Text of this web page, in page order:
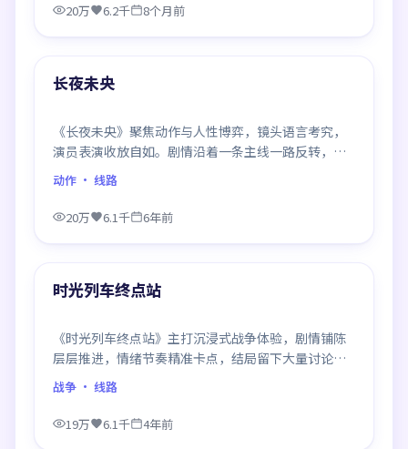
20万 6.2千 8个月前
精选
长夜未央
《长夜未央》聚焦动作与人性博弈，镜头语言考究，
演员表演收放自如。剧情沿着一条主线一路反转，每
次揭晓都重塑前情认知，悬念感拉满。
动作 · 线路
20万 6.1千 6年前
精选
时光列车终点站
《时光列车终点站》主打沉浸式战争体验，剧情铺陈
层层推进，情绪节奏精准卡点，结局留下大量讨论空
间，适合喜欢慢热好戏的观众。
战争 · 线路
19万 6.1千 4年前